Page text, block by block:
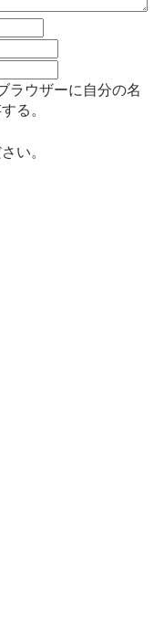
ラウザーに自分の名
る。
い。